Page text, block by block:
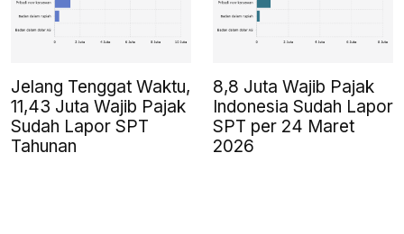
Jelang Tenggat Waktu,
11,43 Juta Wajib Pajak
Sudah Lapor SPT
Tahunan
8,8 Juta Wajib Pajak
Indonesia Sudah Lapor
SPT per 24 Maret
2026